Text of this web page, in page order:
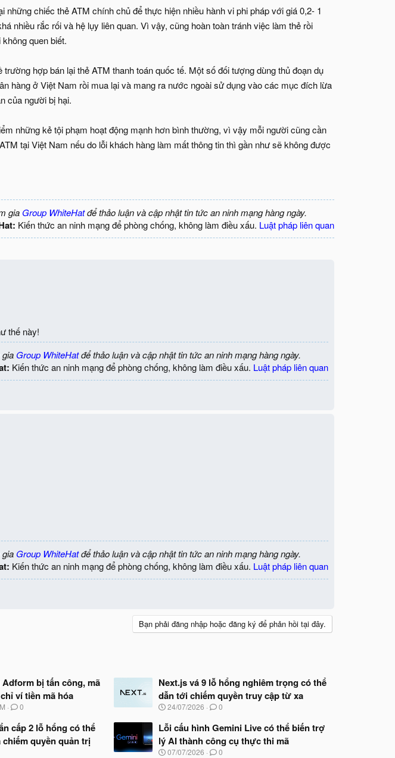
chiếc thẻ ATM chính chủ để thực hiện nhiều hành vi phi pháp với giá 0,2- 1
nhiều rắc rối và hệ lụy liên quan. Vì vậy, cũng hoàn toàn tránh việc làm thẻ rồi
quen biết.
hợp bán lại thẻ ATM thanh toán quốc tế. Một số đối tượng dùng thủ đoạn dụ
hàng ở Việt Nam rồi mua lại và mang ra nước ngoài sử dụng vào các mục đích lừa
của người bị hại.
những kẻ tội phạm hoạt động mạnh hơn bình thường, vì vậy mỗi người cũng cần
tại Việt Nam nếu do lỗi khách hàng làm mất thông tin thì gần như sẽ không được
gia Group WhiteHatđể thảo luận và cập nhật tin tức an ninh mạng hàng ngày.
Kiến thức an ninh mạng để phòng chống, không làm điều xấu. Luật pháp liên quan
thế này!
Group WhiteHatđể thảo luận và cập nhật tin tức an ninh mạng hàng ngày.
Kiến thức an ninh mạng để phòng chống, không làm điều xấu. Luật pháp liên quan
Group WhiteHatđể thảo luận và cập nhật tin tức an ninh mạng hàng ngày.
Kiến thức an ninh mạng để phòng chống, không làm điều xấu. Luật pháp liên quan
Bạn phải đăng nhập hoặc đăng ký để phản hồi tại đây.
bị tấn công, mã
ví tiền mã hóa
0
Next.js vá 9 lỗ hổng nghiêm trọng có thể
dẫn tới chiếm quyền truy cập từ xa
N
à
y
b
ắ
24/07/2026 0
cấp 2 lỗ hổng có thể
quyền quản trị
Lỗi cấu hình Gemini Live có thể biến trợ
lý AI thành công cụ thực thi mã
N
07/07/2026 0